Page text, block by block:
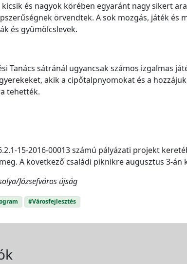
és nagyok körében egyaránt nagy sikert
örvendtek. A sok mozgás, játék
és gyümölcslevek.
Tanács sátránál ugyancsak számos izgalmas
akik a cipőtalpnyomokat és a
tehették.
15-2016-00013 számú pályázati projekt
A következő családi piknikre augusztus 3-án
Józsefváros újság
#Városfejlesztés